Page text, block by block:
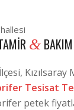
&
Kızılsaray
Tesisat
petek